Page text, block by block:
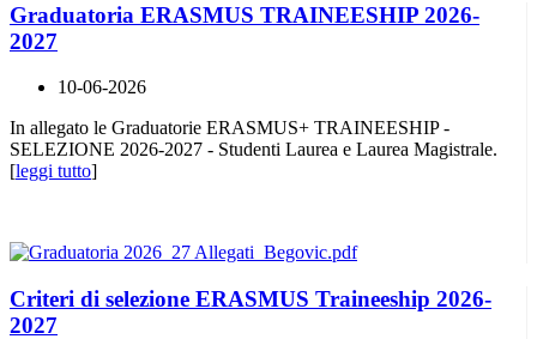
Graduatoria ERASMUS TRAINEESHIP 2026-
2027
10-06-2026
In allegato le Graduatorie ERASMUS+ TRAINEESHIP -
SELEZIONE 2026-2027 - Studenti Laurea e Laurea Magistrale.
[leggi tutto]
Criteri di selezione ERASMUS Traineeship 2026-
2027